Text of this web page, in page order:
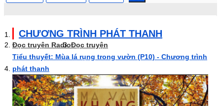
CHƯƠNG TRÌNH PHÁT THANH
Đọc truyện RadioĐọc truyện
Tiểu thuyết: Mùa lá rụng trong vườn (P10) - Chương trình
phát thanh